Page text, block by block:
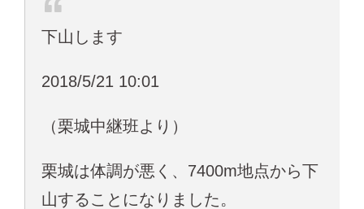
下山します
2018/5/21 10:01
（栗城中継班より）
栗城は体調が悪く、7400m地点から下
山することになりました。